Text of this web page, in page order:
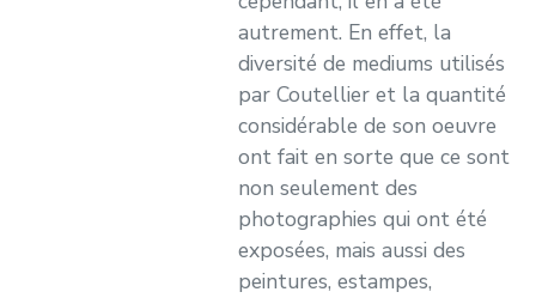
autrement. En effet, la
diversité de mediums utilisés
par Coutellier et la quantité
considérable de son oeuvre
ont fait en sorte que ce sont
non seulement des
photographies qui ont été
exposées, mais aussi des
peintures, estampes,